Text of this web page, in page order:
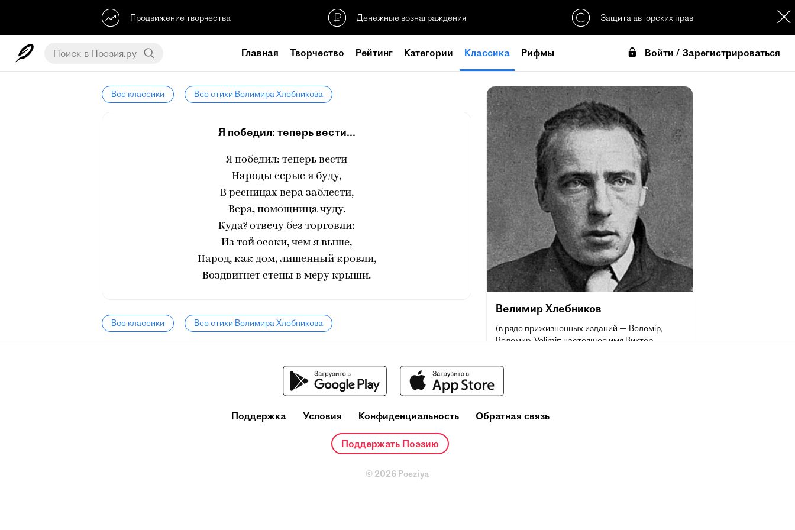
Продвижение творчества Денежные вознаграждения Защита авторских прав
Главная Творчество Рейтинг Категории Классика Рифмы Войти / Зарегистрироваться
Все классики Все стихи Велимира Хлебникова
Я победил: теперь вести...
Я победил: теперь вести
Народы серые я буду,
В ресницах вера заблести,
Вера, помощница чуду.
Куда? отвечу без торговли:
Из той осоки, чем я выше,
Народ, как дом, лишенный кровли,
Воздвигнет стены в меру крыши.
Все классики Все стихи Велимира Хлебникова
Велимир Хлебников
(в ряде прижизненных изданий — Велемір,
Велемир, Velimir; настоящее имя Виктор
ноября] 1885 — 28 июня 1922) — русский поэт и
основоположников русского футуризма;
экспериментатор в области словотворчества и
Поддержка Условия Конфиденциальность Обратная связь
Поддержать Поэзию
© 2026 Poeziya